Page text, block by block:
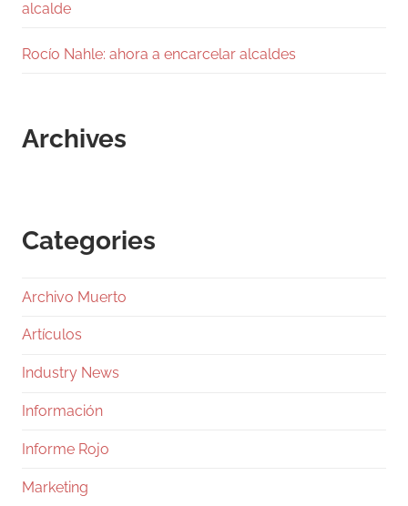
alcalde
Rocío Nahle: ahora a encarcelar alcaldes
Archives
Categories
Archivo Muerto
Artículos
Industry News
Información
Informe Rojo
Marketing